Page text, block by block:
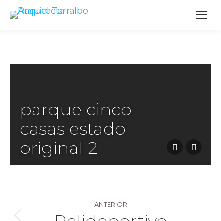
parque cinco
casas estado
original 2
Navegación
ANTERIOR